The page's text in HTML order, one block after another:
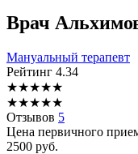
Врач
Мануальный терапевт
Рейтинг 4.34
★★★★★
★★★★★
Отзывов 5
Цена первичного
2500 руб.